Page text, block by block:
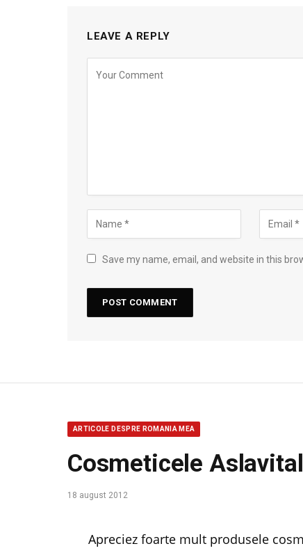
LEAVE A REPLY
Save my name, email, and website in this
ARTICOLE DESPRE ROMANIA MEA
Cosmeticele
18 august 2012
Apreciez foarte mult produsele